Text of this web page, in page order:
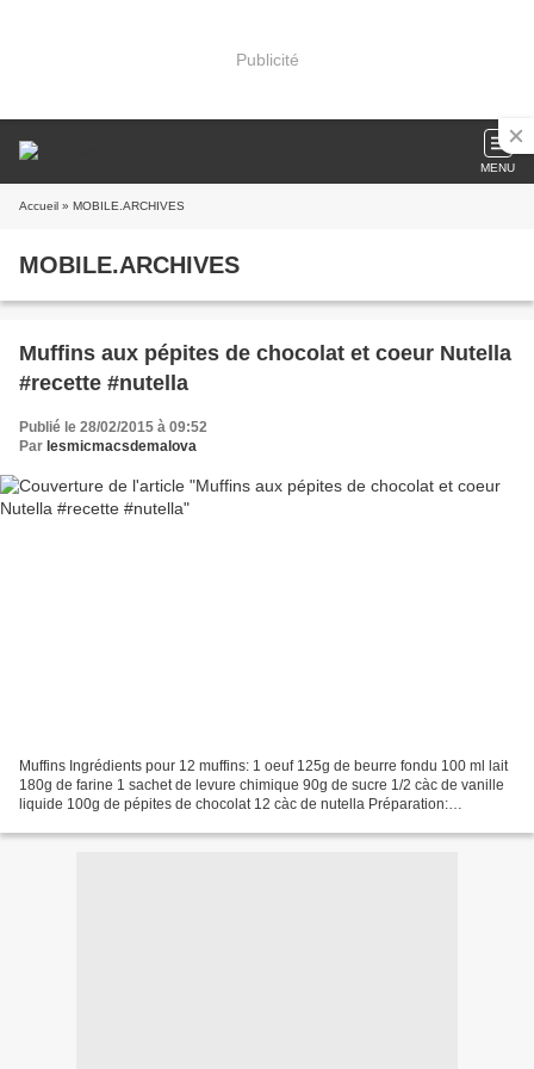
Publicité
MENU
Accueil » MOBILE.ARCHIVES
MOBILE.ARCHIVES
Muffins aux pépites de chocolat et coeur Nutella
#recette #nutella
Publié le 28/02/2015 à 09:52
Par lesmicmacsdemalova
Muffins Ingrédients pour 12 muffins: 1 oeuf 125g de beurre fondu 100 ml lait
180g de farine 1 sachet de levure chimique 90g de sucre 1/2 càc de vanille
liquide 100g de pépites de chocolat 12 càc de nutella Préparation: